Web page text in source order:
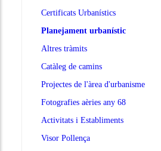
Certificats Urbanístics
Planejament urbanístic
Altres tràmits
Catàleg de camins
Projectes de l'àrea d'urbanisme
Fotografies aèries any 68
Activitats i Establiments
Visor Pollença